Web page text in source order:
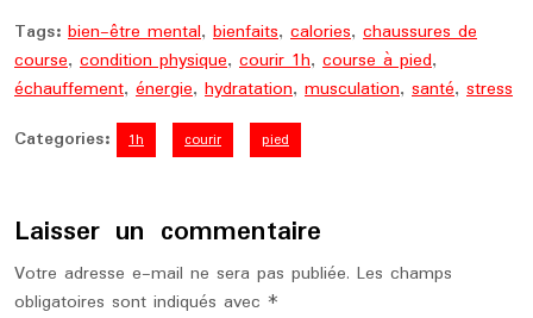
Tags: bien-être mental, bienfaits, calories, chaussures de
course, condition physique, courir 1h, course à pied,
échauffement, énergie, hydratation, musculation, santé, stress
Categories:
1h courir pied
Laisser un commentaire
Votre adresse e-mail ne sera pas publiée. Les champs
obligatoires sont indiqués avec *